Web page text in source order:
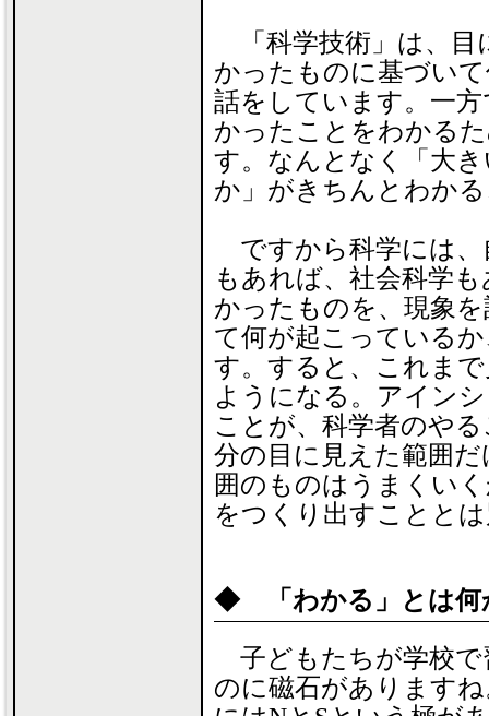
「科学技術」は、目
かったものに基づい
話をしています。一
かったことをわかる
す。なんとなく「大
か」がきちんとわか
ですから科学には、
もあれば、社会科学
かったものを、現象
て何が起こっている
す。すると、これま
ようになる。アイン
ことが、科学者のや
分の目に見えた範囲
囲のものはうまくい
をつくり出すことと
◆ 「わかる」とは何
子どもたちが学校で
のに磁石があります